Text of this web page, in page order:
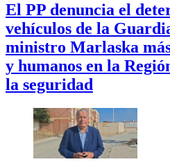
El PP denuncia el
vehículos de la
ministro Marlaska
y humanos en la
la seguridad